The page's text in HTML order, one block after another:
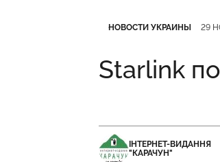
НОВОСТИ УКРАИНЫ 29
Starlink
ІНТЕРНЕТ-ВИДАННЯ
"КАРАЧУН"